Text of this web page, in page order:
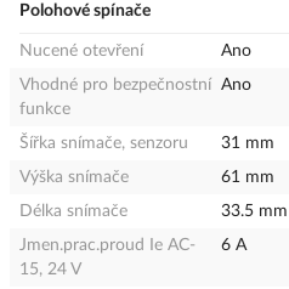
Polohové spínače
Nucené otevření
Ano
Vhodné pro bezpečnostní
funkce
Ano
Šířka snímače, senzoru
31 mm
Výška snímače
61 mm
Délka snímače
33.5 mm
Jmen.prac.proud Ie AC-
15, 24 V
6 A